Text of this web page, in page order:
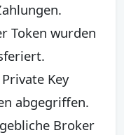
Token wurden
Key
abgegriffen.
Broker